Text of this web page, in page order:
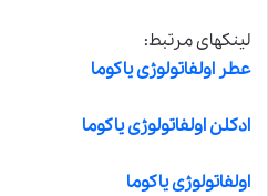
لینکهای مرتبط:
عطر اولفاتولوژی یاکوما
ادکلن اولفاتولوژی یاکوما
اولفاتولوژی یاکوما